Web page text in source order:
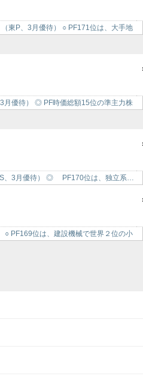
東P、3月優待） ○ PF171位は、大手地
月優待） ◎​ PF時価総額15位の準主力株
S、3月優待） ◎ PF170位は、独立系…
○ PF169位は、建設機械で世界２位の小